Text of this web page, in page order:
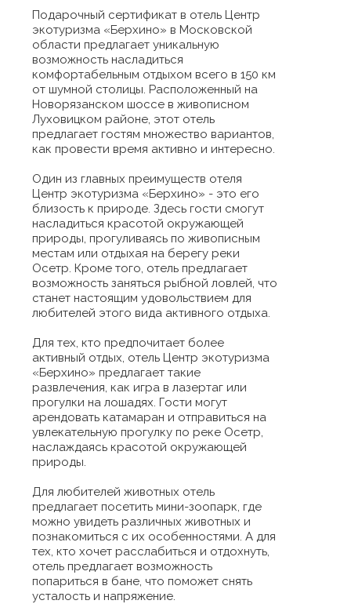
Подарочный сертификат в отель Центр
экотуризма «Берхино» в Московской
области предлагает уникальную
возможность насладиться
комфортабельным отдыхом всего в 150 км
от шумной столицы. Расположенный на
Новорязанском шоссе в живописном
Луховицком районе, этот отель
предлагает гостям множество вариантов,
как провести время активно и интересно.
Один из главных преимуществ отеля
Центр экотуризма «Берхино» - это его
близость к природе. Здесь гости смогут
насладиться красотой окружающей
природы, прогуливаясь по живописным
местам или отдыхая на берегу реки
Осетр. Кроме того, отель предлагает
возможность заняться рыбной ловлей, что
станет настоящим удовольствием для
любителей этого вида активного отдыха.
Для тех, кто предпочитает более
активный отдых, отель Центр экотуризма
«Берхино» предлагает такие
развлечения, как игра в лазертаг или
прогулки на лошадях. Гости могут
арендовать катамаран и отправиться на
увлекательную прогулку по реке Осетр,
наслаждаясь красотой окружающей
природы.
Для любителей животных отель
предлагает посетить мини-зоопарк, где
можно увидеть различных животных и
познакомиться с их особенностями. А для
тех, кто хочет расслабиться и отдохнуть,
отель предлагает возможность
попариться в бане, что поможет снять
усталость и напряжение.